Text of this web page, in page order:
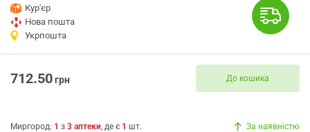
Кур'єр
Нова пошта
Укрпошта
712.50грн До кошика
Миргород: 1 з 3 аптеки, де є 1 шт. За наявністю